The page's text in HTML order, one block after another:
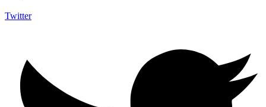
Twitter